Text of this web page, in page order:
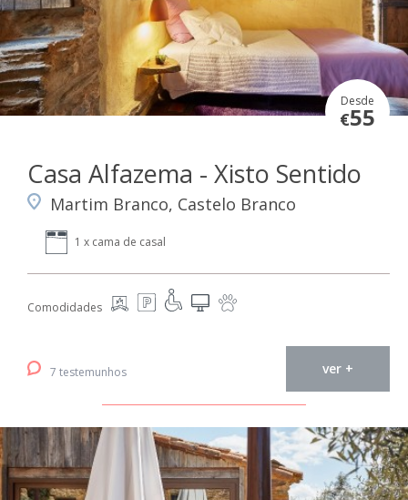
Desde
€55
Casa Alfazema - Xisto Sentido
Martim Branco, Castelo Branco
1 x cama de casal
Comodidades
7 testemunhos ver +